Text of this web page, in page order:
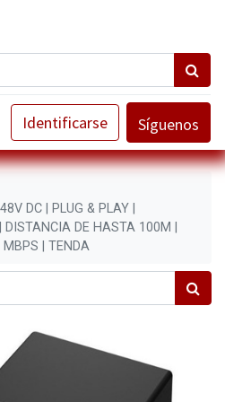
Identificarse Síguenos
DC | PLUG & PLAY |
DE HASTA 100M |
MBPS | TENDA